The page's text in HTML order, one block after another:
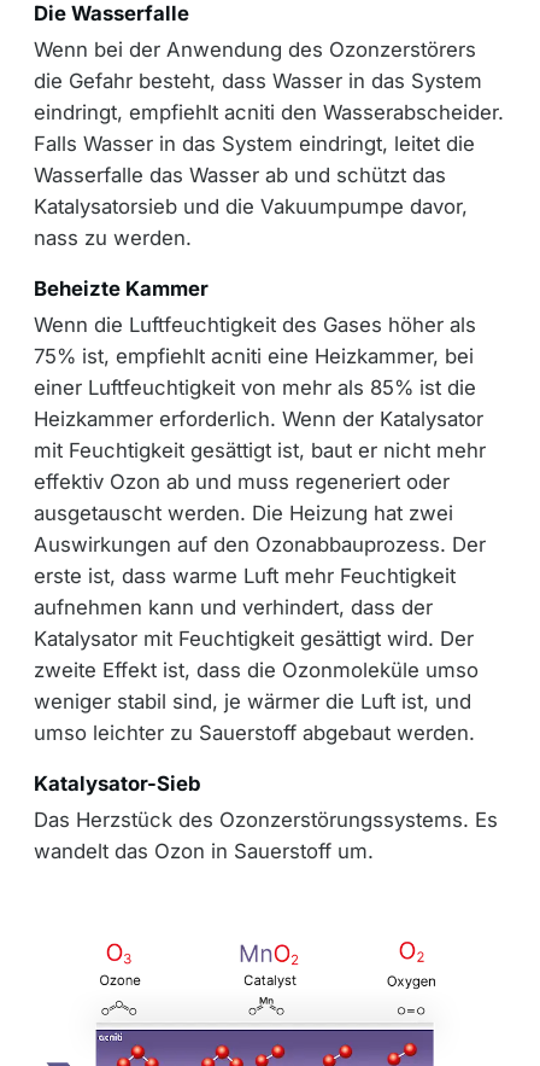
Die Wasserfalle
Wenn bei der Anwendung des Ozonzerstörers
die Gefahr besteht, dass Wasser in das System
eindringt, empfiehlt acniti den Wasserabscheider.
Falls Wasser in das System eindringt, leitet die
Wasserfalle das Wasser ab und schützt das
Katalysatorsieb und die Vakuumpumpe davor,
nass zu werden.
Beheizte Kammer
Wenn die Luftfeuchtigkeit des Gases höher als
75% ist, empfiehlt acniti eine Heizkammer, bei
einer Luftfeuchtigkeit von mehr als 85% ist die
Heizkammer erforderlich. Wenn der Katalysator
mit Feuchtigkeit gesättigt ist, baut er nicht mehr
effektiv Ozon ab und muss regeneriert oder
ausgetauscht werden. Die Heizung hat zwei
Auswirkungen auf den Ozonabbauprozess. Der
erste ist, dass warme Luft mehr Feuchtigkeit
aufnehmen kann und verhindert, dass der
Katalysator mit Feuchtigkeit gesättigt wird. Der
zweite Effekt ist, dass die Ozonmoleküle umso
weniger stabil sind, je wärmer die Luft ist, und
umso leichter zu Sauerstoff abgebaut werden.
Katalysator-Sieb
Das Herzstück des Ozonzerstörungssystems. Es
wandelt das Ozon in Sauerstoff um.